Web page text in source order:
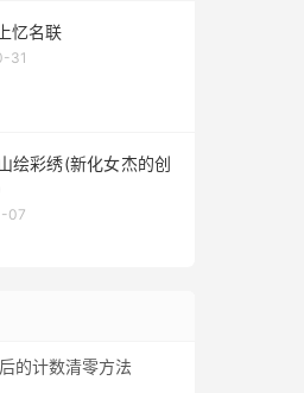
忆名联
31
绘彩绣(新化女杰的创
07
的计数清零方法